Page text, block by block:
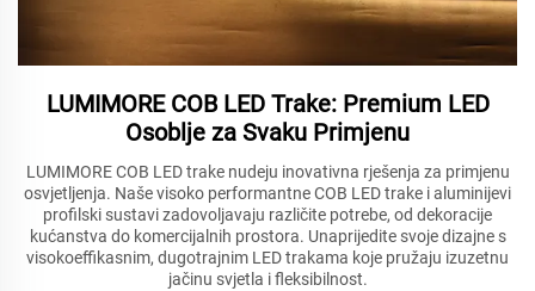
LUMIMORE COB LED Trake: Premium LED
Osoblje za Svaku Primjenu
LUMIMORE COB LED trake nudeju inovativna rješenja za primjenu
osvjetljenja. Naše visoko performantne COB LED trake i aluminijevi
profilski sustavi zadovoljavaju različite potrebe, od dekoracije
kućanstva do komercijalnih prostora. Unaprijedite svoje dizajne s
visokoeffikasnim, dugotrajnim LED trakama koje pružaju izuzetnu
jačinu svjetla i fleksibilnost.